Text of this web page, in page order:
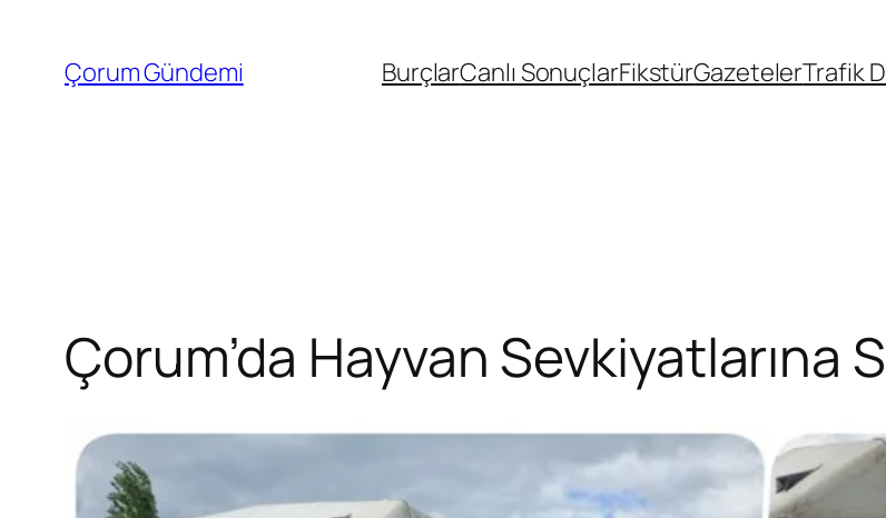
Çorum Gündemi BurçlarCanlı SonuçlarFikstürGazetelerTrafik
Çorum’da Hayvan Sevkiyatlarına